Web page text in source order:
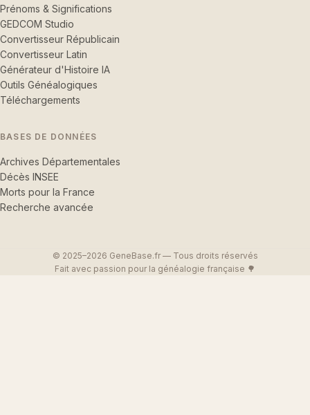
Prénoms & Significations
GEDCOM Studio
Convertisseur Républicain
Convertisseur Latin
Générateur d'Histoire IA
Outils Généalogiques
Téléchargements
BASES DE DONNÉES
Archives Départementales
Décès INSEE
Morts pour la France
Recherche avancée
© 2025–2026 GeneBase.fr — Tous droits réservés
Fait avec passion pour la généalogie française 🌳